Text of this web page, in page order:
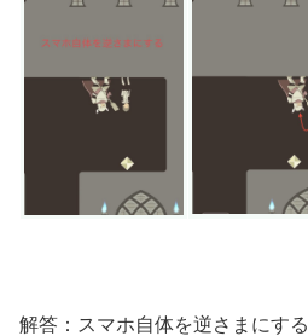
解答：スマホ自体を逆さまにする